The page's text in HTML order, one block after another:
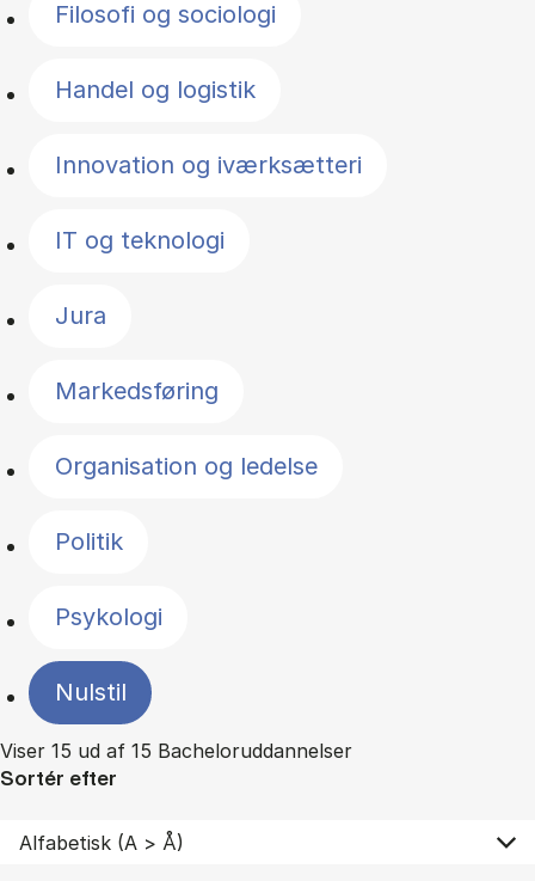
Filosofi og sociologi
Handel og logistik
Innovation og iværksætteri
IT og teknologi
Jura
Markedsføring
Organisation og ledelse
Politik
Psykologi
Nulstil
Viser 15 ud af 15 Bacheloruddannelser
Sortér efter